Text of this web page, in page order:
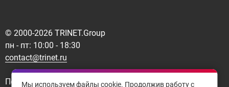
© 2000-2026 TRINET.Group
пн - пт: 10:00 - 18:30
contact@trinet.ru
Политика конфиденциальности
Мы используем файлы cookie. Продолжив работу с